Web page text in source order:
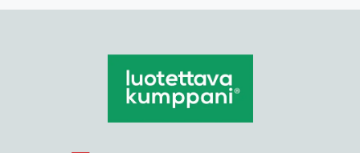
muunnelma.
Voit
tehdä
valinnat